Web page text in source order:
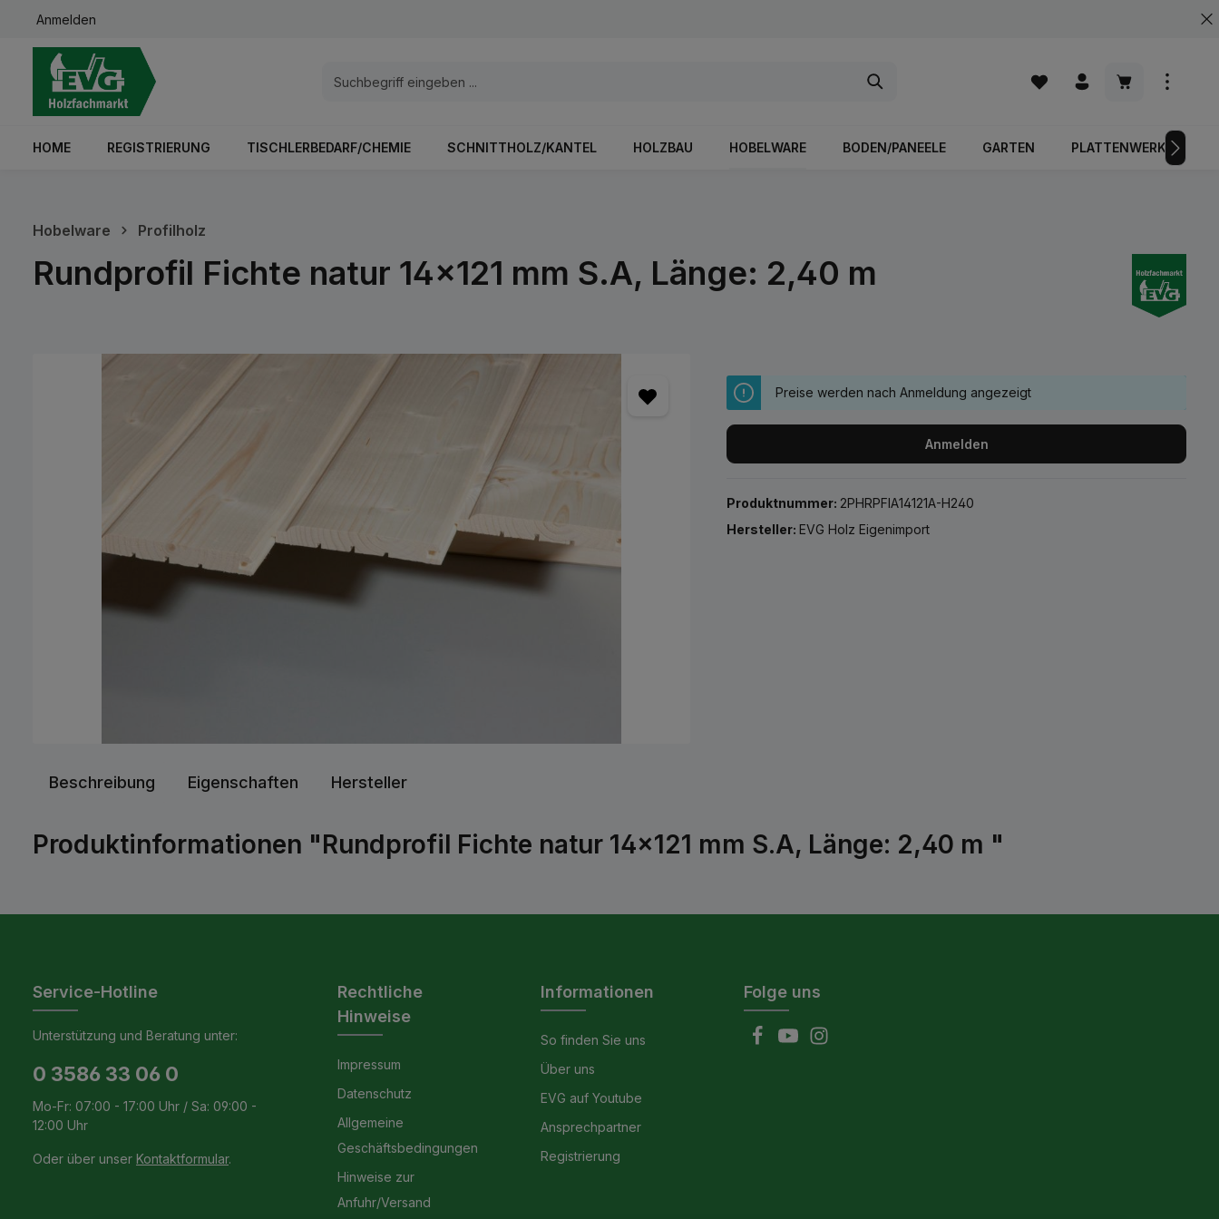
Zur Hauptnavigation springen
Anmelden
Warenkorb
HOME REGISTRIERUNG TISCHLERBEDARF/CHEMIE SCHNITTHOLZ/KANTEL HOLZBAU HOBELWARE BODEN/PANEELE GARTEN PLATTENWERKSTOFFE
Hobelware Profilholz
Rundprofil Fichte natur 14x121 mm S.A, Länge: 2,40 m
Bildergalerie überspringen
Preise werden nach Anmeldung angezeigt
Anmelden
Produktnummer: 2PHRPFIA14121A-H240
Hersteller:EVG Holz Eigenimport
Beschreibung Eigenschaften Hersteller
Produktinformationen "Rundprofil Fichte natur 14x121 mm S.A, Länge: 2,40 m "
Service-Hotline
Unterstützung und Beratung unter:
0 3586 33 06 0
Mo-Fr: 07:00 - 17:00 Uhr / Sa: 09:00 -
12:00 Uhr
Oder über unser Kontaktformular.
Rechtliche
Hinweise
Impressum
Datenschutz
Allgemeine
Geschäftsbedingungen
Hinweise zur
Anfuhr/Versand
Informationen
So finden Sie uns
Über uns
EVG auf Youtube
Ansprechpartner
Registrierung
Folge uns